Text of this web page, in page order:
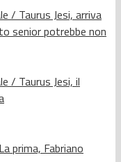
/ Taurus Jesi, arriva
senior potrebbe non
/ Taurus Jesi, il
prima, Fabriano